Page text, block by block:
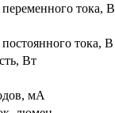
тока, В
тока, В
Вт
мА